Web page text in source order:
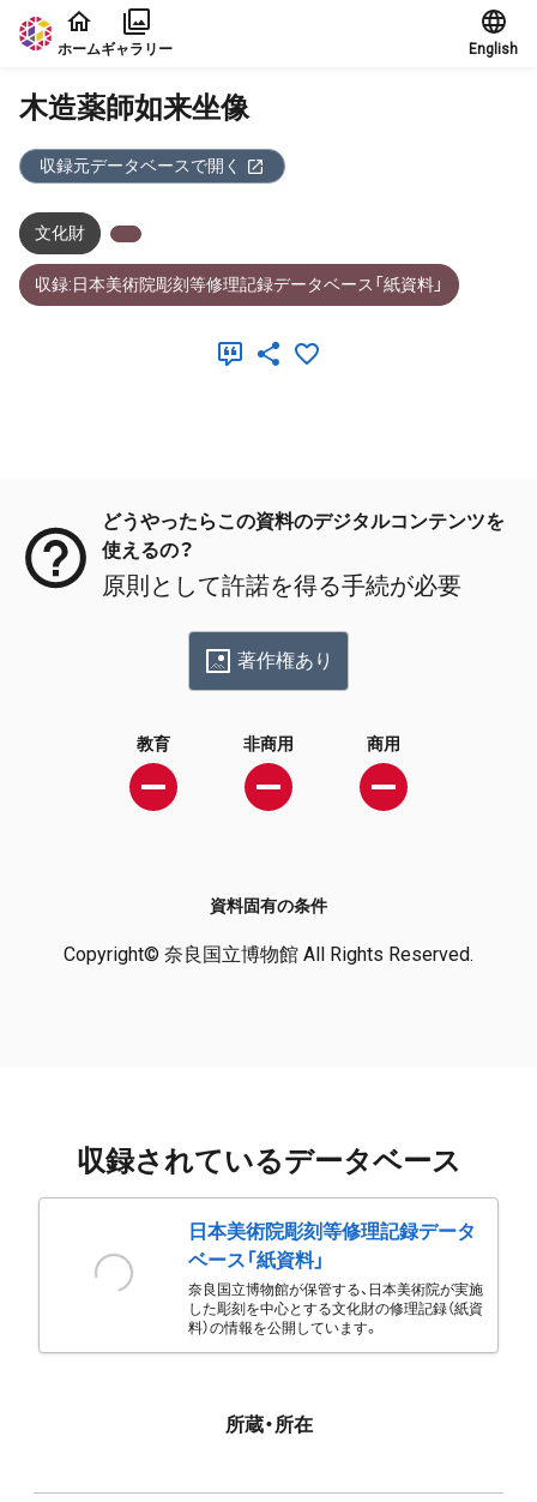
本文に飛ぶ
ホームギャラリー English
木造薬師如来坐像
収録元データベースで開く
文化財
収録:日本美術院彫刻等修理記録データベース「紙資料」
どうやったらこの資料のデジタルコンテンツを
使えるの？
原則として許諾を得る手続が必要
著作権あり
教育 非商用 商用
資料固有の条件
Copyright© 奈良国立博物館 All Rights Reserved.
収録されているデータベース
日本美術院彫刻等修理記録データ
ベース「紙資料」
奈良国立博物館が保管する、日本美術院が実施
した彫刻を中心とする文化財の修理記録（紙資
料）の情報を公開しています。
所蔵・所在